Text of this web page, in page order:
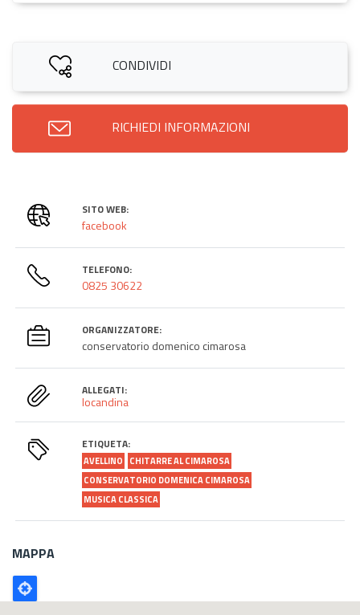
CONDIVIDI
RICHIEDI INFORMAZIONI
SITO WEB:
facebook
TELEFONO:
0825 30622
ORGANIZZATORE:
conservatorio domenico cimarosa
ALLEGATI:
locandina
ETIQUETA:
AVELLINO
CHITARRE AL CIMAROSA
CONSERVATORIO DOMENICA CIMAROSA
MUSICA CLASSICA
MAPPA
Poligono
GEO